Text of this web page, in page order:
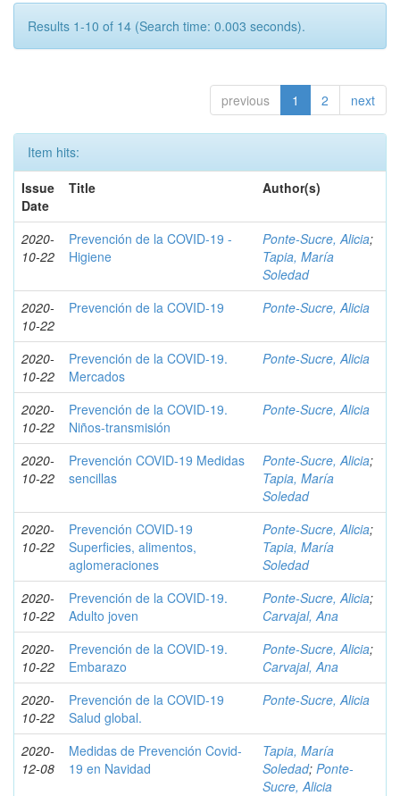
Results 1-10 of 14 (Search time: 0.003 seconds).
previous 1 2 next
Item hits:
Issue
Date
Title Author(s)
2020-
10-22
Prevención de la COVID-19 -
Higiene
Ponte-Sucre, Alicia;
Tapia, María
Soledad
2020-
10-22
Prevención de la COVID-19 Ponte-Sucre, Alicia
2020-
10-22
Prevención de la COVID-19.
Mercados
Ponte-Sucre, Alicia
2020-
10-22
Prevención de la COVID-19.
Niños-transmisión
Ponte-Sucre, Alicia
2020-
10-22
Prevención COVID-19 Medidas
sencillas
Ponte-Sucre, Alicia;
Tapia, María
Soledad
2020-
10-22
Prevención COVID-19
Superficies, alimentos,
aglomeraciones
Ponte-Sucre, Alicia;
Tapia, María
Soledad
2020-
10-22
Prevención de la COVID-19.
Adulto joven
Ponte-Sucre, Alicia;
Carvajal, Ana
2020-
10-22
Prevención de la COVID-19.
Embarazo
Ponte-Sucre, Alicia;
Carvajal, Ana
2020-
10-22
Prevención de la COVID-19
Salud global.
Ponte-Sucre, Alicia
2020-
12-08
Medidas de Prevención Covid-
19 en Navidad
Tapia, María
Soledad; Ponte-
Sucre, Alicia